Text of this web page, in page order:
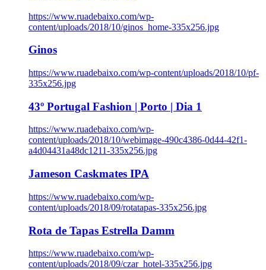
https://www.ruadebaixo.com/wp-
content/uploads/2018/10/ginos_home-335x256.jpg
Ginos
https://www.ruadebaixo.com/wp-content/uploads/2018/10/pf-
335x256.jpg
43º Portugal Fashion | Porto | Dia 1
https://www.ruadebaixo.com/wp-
content/uploads/2018/10/webimage-490c4386-0d44-42f1-
a4d04431a48dc1211-335x256.jpg
Jameson Caskmates IPA
https://www.ruadebaixo.com/wp-
content/uploads/2018/09/rotatapas-335x256.jpg
Rota de Tapas Estrella Damm
https://www.ruadebaixo.com/wp-
content/uploads/2018/09/czar_hotel-335x256.jpg